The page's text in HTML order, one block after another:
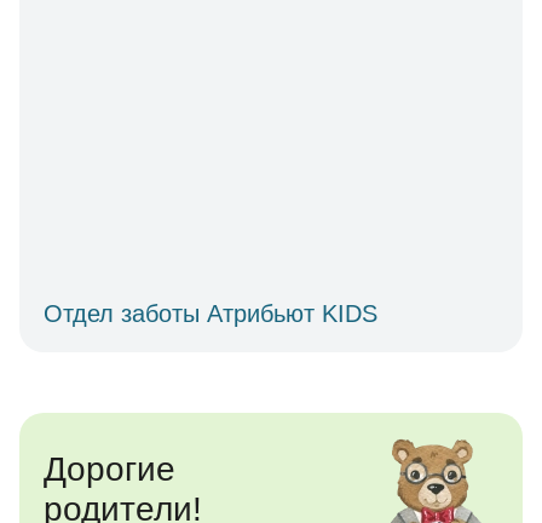
Отдел заботы Атрибьют KIDS
Дорогие
родители!